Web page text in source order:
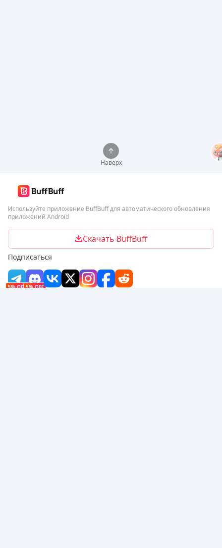
Наверх
Используйте приложение BuffBuff для автоматического обновления
приложений Android
Скачать BuffBuff
Подписаться
5% OFF5% OFF